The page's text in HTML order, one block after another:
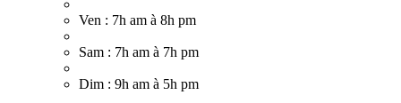
Ven : 7h am à 8h pm
Sam : 7h am à 7h pm
Dim : 9h am à 5h pm